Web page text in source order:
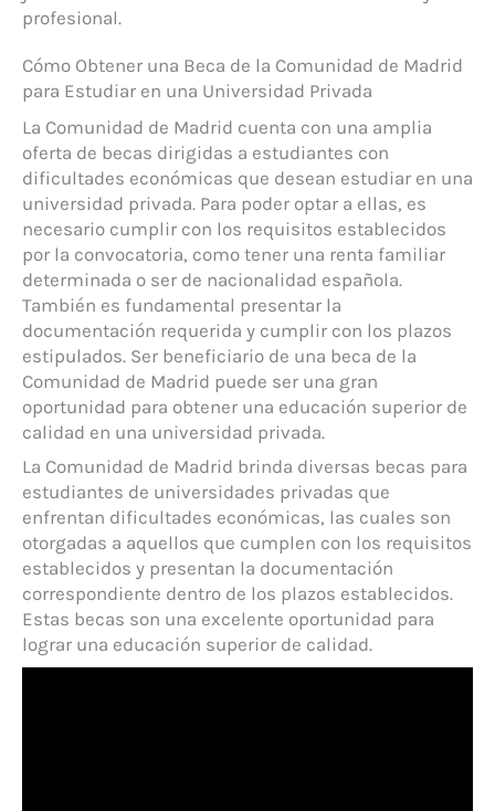
profesional.
Cómo Obtener una Beca de la Comunidad de Madrid
para Estudiar en una Universidad Privada
La Comunidad de Madrid cuenta con una amplia
oferta de becas dirigidas a estudiantes con
dificultades económicas que desean estudiar en una
universidad privada. Para poder optar a ellas, es
necesario cumplir con los requisitos establecidos
por la convocatoria, como tener una renta familiar
determinada o ser de nacionalidad española.
También es fundamental presentar la
documentación requerida y cumplir con los plazos
estipulados. Ser beneficiario de una beca de la
Comunidad de Madrid puede ser una gran
oportunidad para obtener una educación superior de
calidad en una universidad privada.
La Comunidad de Madrid brinda diversas becas para
estudiantes de universidades privadas que
enfrentan dificultades económicas, las cuales son
otorgadas a aquellos que cumplen con los requisitos
establecidos y presentan la documentación
correspondiente dentro de los plazos establecidos.
Estas becas son una excelente oportunidad para
lograr una educación superior de calidad.